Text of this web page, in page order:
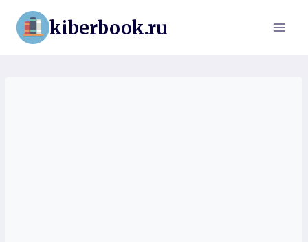
Перейти
содержимому
kiberbook.ru